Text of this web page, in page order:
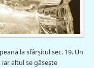
la sfârşitul sec. 19. Un
altul se găseşte